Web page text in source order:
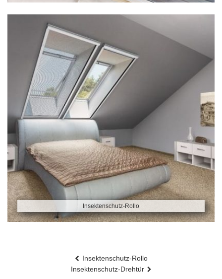
Insektenschutz-Rollo
Insektenschutz-Rollo
Insektenschutz-Drehtür